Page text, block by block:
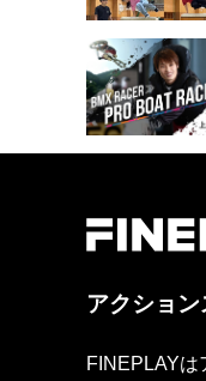
アクショ
FINEPLAYは